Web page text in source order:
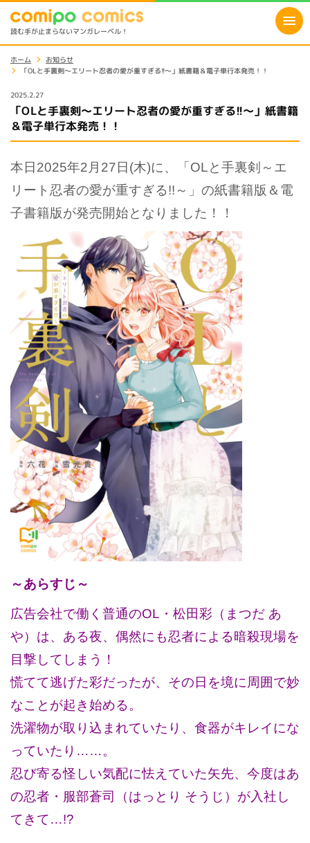
読む手が止まらないマンガレーベル！
ホーム お知らせ
「OLと手裏剣～エリート忍者の愛が重すぎる!!～」紙書籍＆電子単行本発売！！
2025.2.27
「OLと手裏剣～エリート忍者の愛が重すぎる!!～」紙書籍
＆電子単行本発売！！
本日2025年2月27日(木)に、「OLと手裏剣～エ
リート忍者の愛が重すぎる!!～」の紙書籍版＆電
子書籍版が発売開始となりました！！
～あらすじ～
広告会社で働く普通のOL・松田彩（まつだ あ
や）は、ある夜、偶然にも忍者による暗殺現場を
目撃してしまう！
慌てて逃げた彩だったが、その日を境に周囲で妙
なことが起き始める。
洗濯物が取り込まれていたり、食器がキレイにな
っていたり……。
忍び寄る怪しい気配に怯えていた矢先、今度はあ
の忍者・服部蒼司（はっとり そうじ）が入社し
てきて…!?